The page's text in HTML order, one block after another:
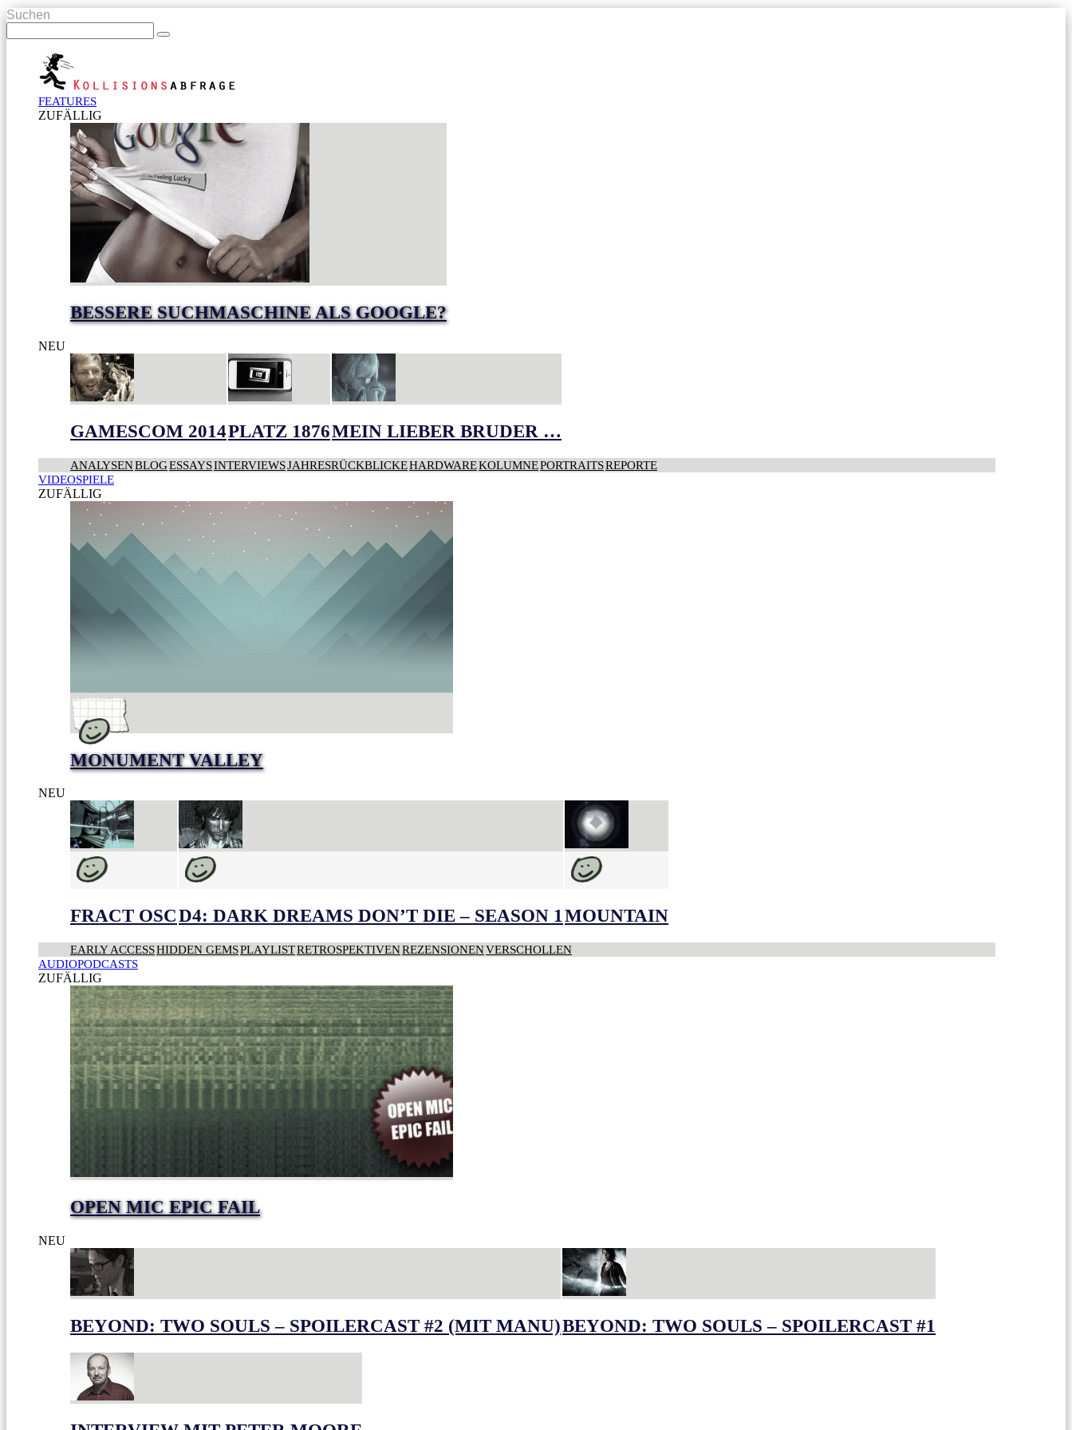
Suchen
FEATURES
ZUFÄLLIG
BESSERE SUCHMASCHINE ALS GOOGLE?
NEU
GAMESCOM 2014PLATZ 1876MEIN LIEBER BRUDER …
ANALYSENBLOGESSAYSINTERVIEWSJAHRESRÜCKBLICKEHARDWAREKOLUMNEPORTRAITSREPORTE
VIDEOSPIELE
ZUFÄLLIG
MONUMENT VALLEY
NEU
FRACT OSCD4: DARK DREAMS DON’T DIE – SEASON 1MOUNTAIN
EARLY ACCESSHIDDEN GEMSPLAYLISTRETROSPEKTIVENREZENSIONENVERSCHOLLEN
AUDIOPODCASTS
ZUFÄLLIG
OPEN MIC EPIC FAIL
NEU
BEYOND: TWO SOULS – SPOILERCAST #2 (MIT MANU)BEYOND: TWO SOULS – SPOILERCAST #1